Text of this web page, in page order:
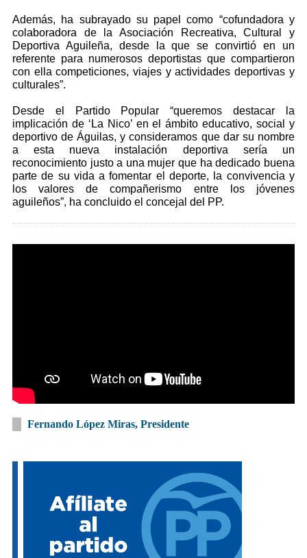
Además, ha subrayado su papel como “cofundadora y
colaboradora de la Asociación Recreativa, Cultural y
Deportiva Aguileña, desde la que se convirtió en un
referente para numerosos deportistas que compartieron
con ella competiciones, viajes y actividades deportivas y
culturales”.
Desde el Partido Popular “queremos destacar la
implicación de ‘La Nico’ en el ámbito educativo, social y
deportivo de Águilas, y consideramos que dar su nombre
a esta nueva instalación deportiva sería un
reconocimiento justo a una mujer que ha dedicado buena
parte de su vida a fomentar el deporte, la convivencia y
los valores de compañerismo entre los jóvenes
aguileños”, ha concluido el concejal del PP.
Fernando López Miras, Presidente